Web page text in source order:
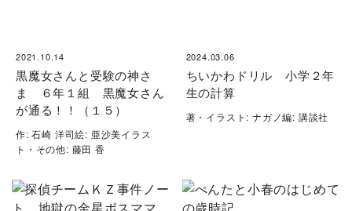
2021.10.14
黒魔女さんと受験の神さ
ま ６年１組 黒魔女さん
が通る！！（１５）
作: 石崎 洋司絵: 亜沙美イラス
ト・その他: 藤田 香
2024.03.06
ちいかわドリル 小学２年
生の計算
著・イラスト: ナガノ編: 講談社